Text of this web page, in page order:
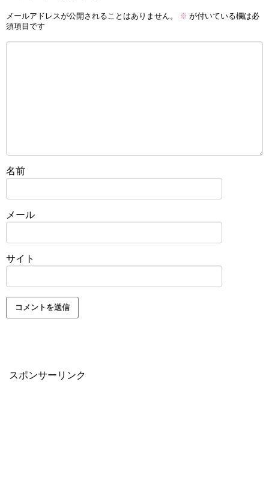
メールアドレスが公開されることはありません。 ※ が付いている欄は必
須項目です
名前
メール
サイト
スポンサーリンク